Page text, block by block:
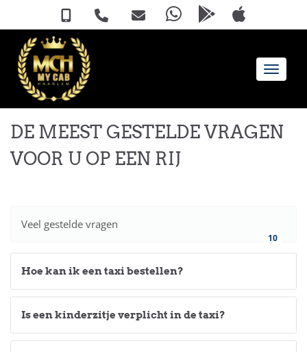
Toggle
DE MEEST GESTELDE VRAGEN
VOOR U OP EEN RIJ
Veel gestelde vragen
10
Hoe kan ik een taxi bestellen?
Is een kinderzitje verplicht in de taxi?